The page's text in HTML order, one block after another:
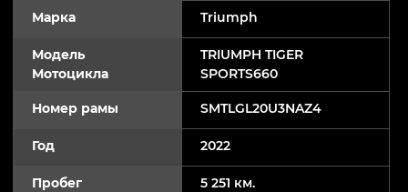
Марка Triumph
Модель
Мотоцикла
TRIUMPH TIGER
SPORTS660
Номер рамы SMTLGL20U3NAZ4
Год 2022
Пробег 5 251 км.